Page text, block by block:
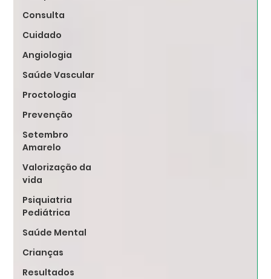
Consulta
Cuidado
Angiologia
Saúde Vascular
Proctologia
Prevenção
Setembro
Amarelo
Valorização da
vida
Psiquiatria
Pediátrica
Saúde Mental
Crianças
Resultados